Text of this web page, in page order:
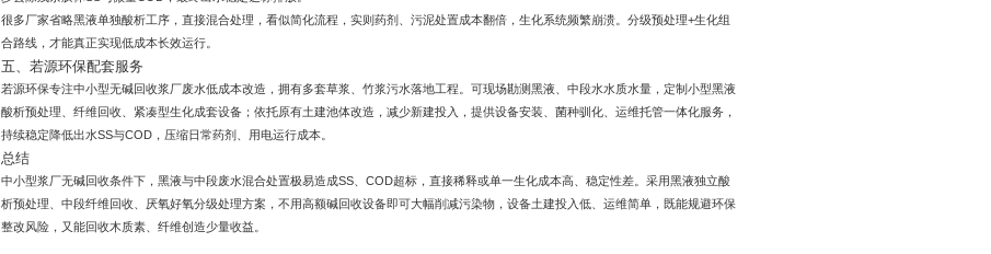
很多厂家省略黑液单独酸析工序，直接混合处理，看似简化流程，实则药剂、污泥处置成本翻倍，生化系统频繁崩溃。分级预处理+生化组
合路线，才能真正实现低成本长效运行。
五、若源环保配套服务
若源环保专注中小型无碱回收浆厂废水低成本改造，拥有多套草浆、竹浆污水落地工程。可现场勘测黑液、中段水水质水量，定制小型黑液
酸析预处理、纤维回收、紧凑型生化成套设备；依托原有土建池体改造，减少新建投入，提供设备安装、菌种驯化、运维托管一体化服务，
持续稳定降低出水SS与COD，压缩日常药剂、用电运行成本。
总结
中小型浆厂无碱回收条件下，黑液与中段废水混合处置极易造成SS、COD超标，直接稀释或单一生化成本高、稳定性差。采用黑液独立酸
析预处理、中段纤维回收、厌氧好氧分级处理方案，不用高额碱回收设备即可大幅削减污染物，设备土建投入低、运维简单，既能规避环保
整改风险，又能回收木质素、纤维创造少量收益。